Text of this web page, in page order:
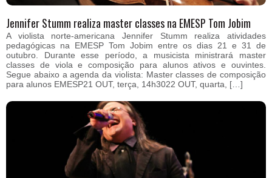
Jennifer Stumm realiza master classes na EMESP Tom Jobim
A violista norte-americana Jennifer Stumm realiza atividades
pedagógicas na EMESP Tom Jobim entre os dias 21 e 31 de
outubro. Durante esse período, a musicista ministrará master
classes de viola e composição para alunos ativos e ouvintes.
Segue abaixo a agenda da violista: Master classes de composição
para alunos EMESP21 OUT, terça, 14h3022 OUT, quarta, […]